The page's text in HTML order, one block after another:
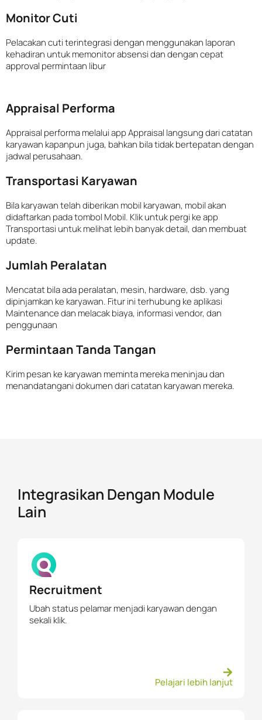
Monitor Cuti
Pelacakan cuti terintegrasi dengan menggunakan laporan
kehadiran untuk memonitor absensi dan dengan cepat
approval permintaan libur
Appraisal Performa
Appraisal performa melalui app Appraisal langsung dari catatan
karyawan kapanpun juga, bahkan bila tidak bertepatan dengan
jadwal perusahaan.
Transportasi Karyawan
Bila karyawan telah diberikan mobil karyawan, mobil akan
didaftarkan pada tombol Mobil. Klik untuk pergi ke app
Transportasi untuk melihat lebih banyak detail, dan membuat
update.
Jumlah Peralatan
Mencatat bila ada peralatan, mesin, hardware, dsb. yang
dipinjamkan ke karyawan. Fitur ini terhubung ke aplikasi
Maintenance dan melacak biaya, informasi vendor, dan
penggunaan
Permintaan Tanda Tangan
Kirim pesan ke karyawan meminta mereka meninjau dan
menandatangani dokumen dari catatan karyawan mereka.
Integrasikan Dengan Module
Lain
Recruitment
Ubah status pelamar menjadi karyawan dengan
sekali klik.
Pelajari lebih lanjut